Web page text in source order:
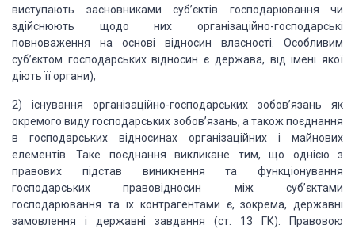
виступають засновниками суб’єктів господарювання чи
здійснюють щодо них організаційно-господарські
повноваження на основі відносин власності.
Особливим
суб’єктом господарських відносин є держава, від імені якої
діють їїоргани);
2) існування організаційно-господарських зобов’язань як
окремого виду господарських зобов’язань, а також поєднання
в господарських відносинах організаційних і майнових
елементів. Таке поєднання викликане тим, що однією з
правових підстав виникнення та функціонування
господарських правовідносин між суб’єктами
господарювання та їх контрагентами є, зокрема, державні
замовлення і державні завдання (ст. 13 ГК). Правовою